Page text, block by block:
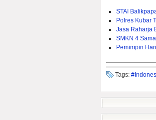
STAI
Polres Kubar
Jasa Raharja
SMKN 4
Pemimpin
Tags: